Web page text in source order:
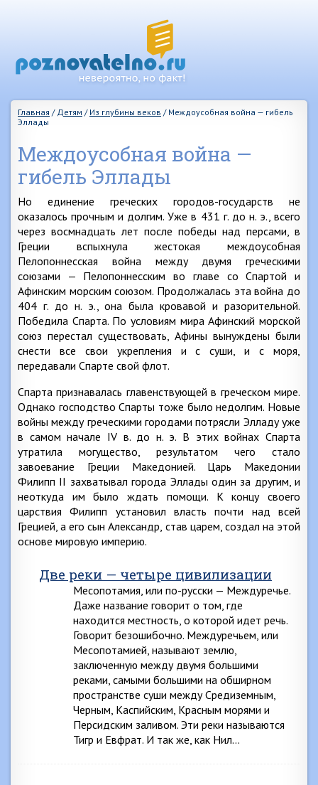
Главная / Детям / Из глубины веков / Междоусобная война — гибель
Эллады
Междоусобная война —
гибель Эллады
Но единение греческих городов-государств не
оказалось прочным и долгим. Уже в 431 г. до н. э., всего
через восмнадцать лет после победы над персами, в
Греции вспыхнула жестокая междоусобная
Пелопоннесская война между двумя греческими
союзами — Пелопоннесским во главе со Спартой и
Афинским морским союзом. Продолжалась эта война до
404 г. до н. э., она была кровавой и разорительной.
Победила Спарта. По условиям мира Афинский морской
союз перестал существовать, Афины вынуждены были
снести все свои укрепления и с суши, и с моря,
передавали Спарте свой флот.
Спарта признавалась главенствующей в греческом мире.
Однако господство Спарты тоже было недолгим. Новые
войны между греческими городами потрясли Элладу уже
в самом начале IV в. до н. э. В этих войнах Спарта
утратила могущество, результатом чего стало
завоевание Греции Македонией. Царь Македонии
Филипп II захватывал города Эллады один за другим, и
неоткуда им было ждать помощи. К концу своего
царствия Филипп установил власть почти над всей
Грецией, а его сын Александр, став царем, создал на этой
основе мировую империю.
Две реки — четыре цивилизации
Месопотамия, или по-русски — Междуречье.
Даже название говорит о том, где
находится местность, о которой идет речь.
Говорит безошибочно. Междуречьем, или
Месопотамией, называют землю,
заключенную между двумя большими
реками, самыми большими на обширном
пространстве суши между Средиземным,
Черным, Каспийским, Красным морями и
Персидским заливом. Эти реки называются
Тигр и Евфрат. И так же, как Нил…